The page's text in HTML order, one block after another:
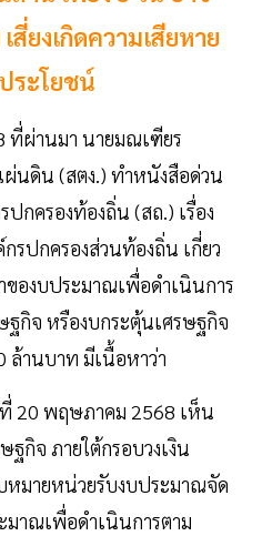
ยงเกิดความเสียหาย
ระโยชน์
ที่ผ่านมา นายมณเฑียร
ผ่นดิน (สตง.) ทำหนังสือด่วน
ปกครองท้องถิ่น (สถ.) เรื่อง
รปกครองส่วนท้องถิ่น เกี่ยว
ของบประมาณเพื่อดำเนินการ
กิจ หรืองบกระตุ้นเศรษฐกิจ
ล้านบาท มีเนื้อหาว่า
20 พฤษภาคม 2568 เห็น
กิจ ภายใต้กรอบวงเงิน
มายหน่วยรับงบประมาณจัด
มาณเพื่อดำเนินการตาม